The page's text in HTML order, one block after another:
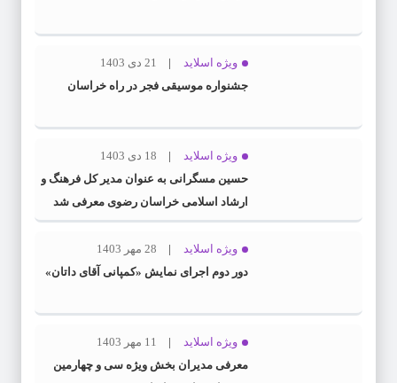
ویژه اسلاید
21 دی 1403
جشنواره موسیقی فجر در راه خراسان
ویژه اسلاید
18 دی 1403
حسین مسگرانی به عنوان مدیر کل فرهنگ و
ارشاد اسلامی خراسان رضوی معرفی شد
ویژه اسلاید
28 مهر 1403
دور دوم اجرای نمایش «کمپانی آقای داتان»
ویژه اسلاید
11 مهر 1403
معرفی مدیران بخش ویژه سی و چهارمین